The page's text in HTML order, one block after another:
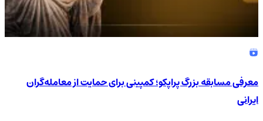
معرفی مسابقه بزرگ پراپکو؛ کمپینی برای حمایت از معامله‌گران
ایرانی